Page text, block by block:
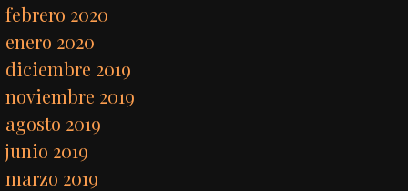
febrero 2020
enero 2020
diciembre 2019
noviembre 2019
agosto 2019
junio 2019
marzo 2019